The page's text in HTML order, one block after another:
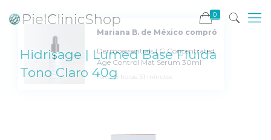
0
Hidrisage | Lumed Base Fluida
Tono Claro 40g
Mariana B. de México compró
Dermoessentials | G Concentrated
Age Control Mat Serum 30ml
hace 15 horas, 51 minutos